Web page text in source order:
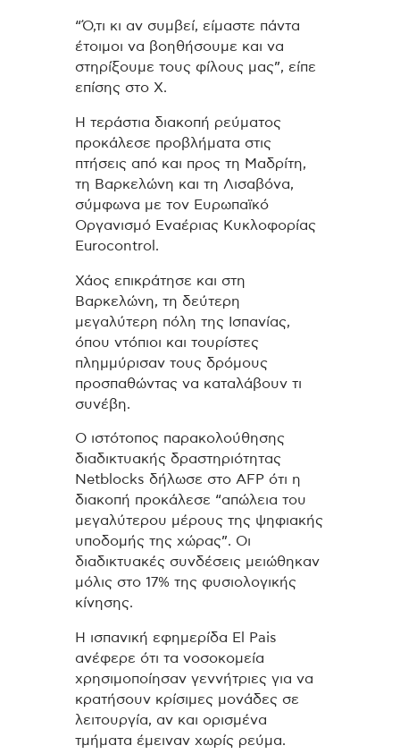
“Ό,τι κι αν συμβεί, είμαστε πάντα
έτοιμοι να βοηθήσουμε και να
στηρίξουμε τους φίλους μας”, είπε
επίσης στο X.
Η τεράστια διακοπή ρεύματος
προκάλεσε προβλήματα στις
πτήσεις από και προς τη Μαδρίτη,
τη Βαρκελώνη και τη Λισαβόνα,
σύμφωνα με τον Ευρωπαϊκό
Οργανισμό Εναέριας Κυκλοφορίας
Eurocontrol.
Χάος επικράτησε και στη
Βαρκελώνη, τη δεύτερη
μεγαλύτερη πόλη της Ισπανίας,
όπου ντόπιοι και τουρίστες
πλημμύρισαν τους δρόμους
προσπαθώντας να καταλάβουν τι
συνέβη.
Ο ιστότοπος παρακολούθησης
διαδικτυακής δραστηριότητας
Netblocks δήλωσε στο AFP ότι η
διακοπή προκάλεσε “απώλεια του
μεγαλύτερου μέρους της ψηφιακής
υποδομής της χώρας”. Οι
διαδικτυακές συνδέσεις μειώθηκαν
μόλις στο 17% της φυσιολογικής
κίνησης.
Η ισπανική εφημερίδα El Pais
ανέφερε ότι τα νοσοκομεία
χρησιμοποίησαν γεννήτριες για να
κρατήσουν κρίσιμες μονάδες σε
λειτουργία, αν και ορισμένα
τμήματα έμειναν χωρίς ρεύμα.